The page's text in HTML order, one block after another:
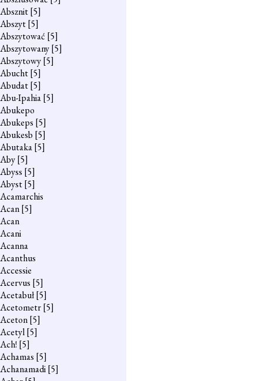
Absznit[5]
Abszyt[5]
Abszytować [5]
Abszytowany[5]
Abszytowy[5]
Abucht[5]
Abudat[5]
Abu-Ipahia[5]
Abukepo
Abukeps [5]
Abukesb [5]
Abutaka[5]
Aby[5]
Abyss [5]
Abyst[5]
Acamarchis
Acan[5]
Acan
Acani
Acanna
Acanthus
Accessie
Acervus [5]
Acetabuł[5]
Acetometr[5]
Aceton[5]
Acetyl[5]
Ach! [5]
Achamas [5]
Achanamadi[5]